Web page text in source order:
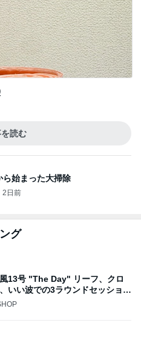
読む
ら始まった大掃除
2日前
グ
13号 "The Day" リーフ、クロ
いい波での3ラウンドセッション